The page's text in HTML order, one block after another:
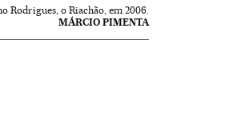
Rodrigues, o Riachão, em 2006.
MÁRCIO PIMENTA